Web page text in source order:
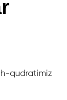
qudratimiz